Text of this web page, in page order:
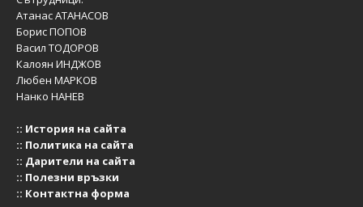
Атанас АТАНАСОВ
Борис ПОПОВ
Васил ТОДОРОВ
Калоян ИНДЖОВ
Любен МАРКОВ
Нанко НАНЕВ
:: История на сайта
:: Политика на сайта
:: Дарители на сайта
:: Полезни връзки
:: Контактна форма